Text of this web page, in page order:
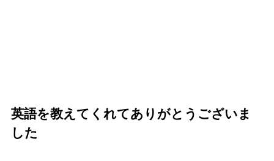
英語を教えてくれてありがとうございま
した